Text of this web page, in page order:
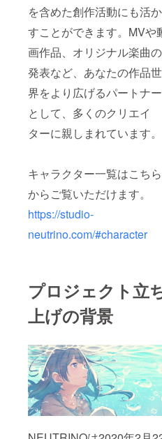
を含めた創作活動にも活か
すことができます。MVや
画作品、オリジナル楽曲の
発表など、あなたの作品世
界をより広げるパートナー
として、多くのクリエイ
ターに親しまれています。
キャラクター一覧はこちら
からご覧いただけます。
https://studio-
neutrino.com/#character
プロジェクト立
上げの背景